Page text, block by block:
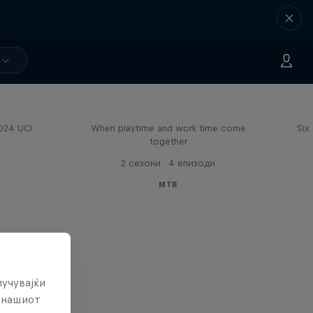
UCI
When playtime and work time come
together
2 сезони · 4 епизоди
MTB
Six
нашиот